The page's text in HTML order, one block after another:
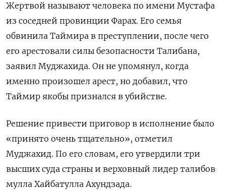
Жертвой называют человека по имени Мустафа
из соседней провинции Фарах. Его семья
обвинила Таймира в преступлении, после чего
его арестовали силы безопасности Талибана,
заявил Муджахида. Он не упомянул, когда
именно произошел арест, но добавил, что
Таймир якобы признался в убийстве.
Решение привести приговор в исполнение было
«принято очень тщательно», отметил
Муджахид. По его словам, его утвердили три
высших суда страны и верховный лидер талибов
мулла Хайбатулла Ахундзада.